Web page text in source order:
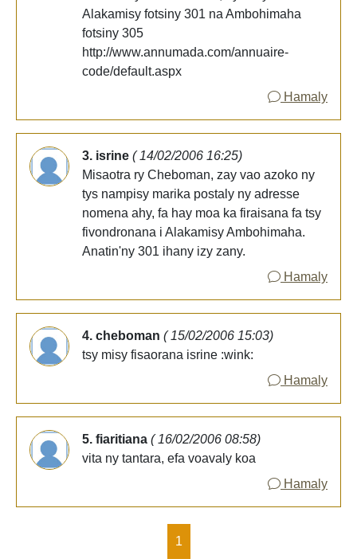
Alakamisy fotsiny 301 na Ambohimaha
fotsiny 305
http://www.annumada.com/annuaire-
code/default.aspx
Hamaly
3. isrine ( 14/02/2006 16:25)
Misaotra ry Cheboman, zay vao azoko ny
tys nampisy marika postaly ny adresse
nomena ahy, fa hay moa ka firaisana fa tsy
fivondronana i Alakamisy Ambohimaha.
Anatin'ny 301 ihany izy zany.
Hamaly
4. cheboman ( 15/02/2006 15:03)
tsy misy fisaorana isrine :wink:
Hamaly
5. fiaritiana ( 16/02/2006 08:58)
vita ny tantara, efa voavaly koa
Hamaly
1